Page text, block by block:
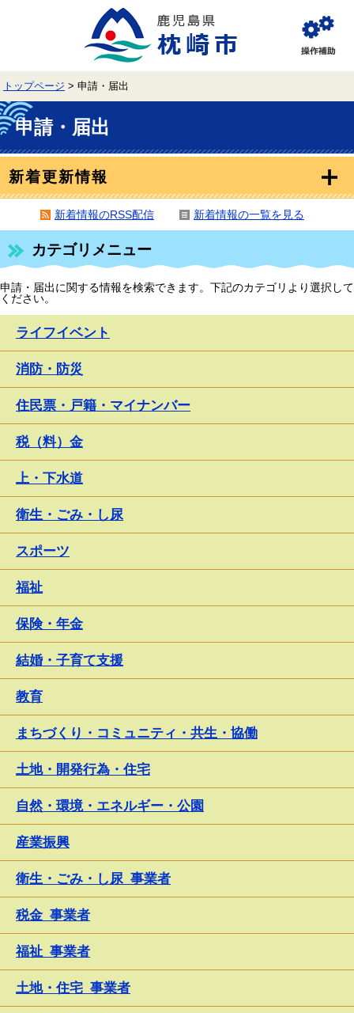
で
す。
ば
し
て
本
文
覧
補
トップページ > 申請・届出
本
文 申請・届出
新着更新情報
新着情報のRSS配信 新着情報の一覧を見る
カテゴリメニュー
申請・届出に関する情報を検索できます。下記のカテゴリより選択して
ください。
ライフイベント
消防・防災
住民票・戸籍・マイナンバー
税（料）金
上・下水道
衛生・ごみ・し尿
スポーツ
福祉
保険・年金
結婚・子育て支援
教育
まちづくり・コミュニティ・共生・協働
土地・開発行為・住宅
自然・環境・エネルギー・公園
産業振興
衛生・ごみ・し尿_事業者
税金_事業者
福祉_事業者
土地・住宅_事業者